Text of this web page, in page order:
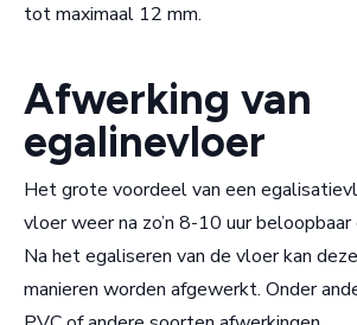
tot maximaal 12 mm.
Afwerking van
egalinevloer
Het grote voordeel van een
vloer weer na zo’n 8-10 uur
Na het egaliseren van de vloer kan
manieren worden afgewerkt. Onder